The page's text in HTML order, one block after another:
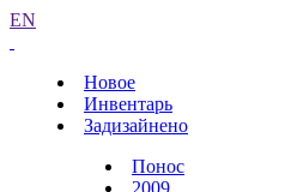
EN
Новое
Инвентарь
Задизайнено
Понос
2009